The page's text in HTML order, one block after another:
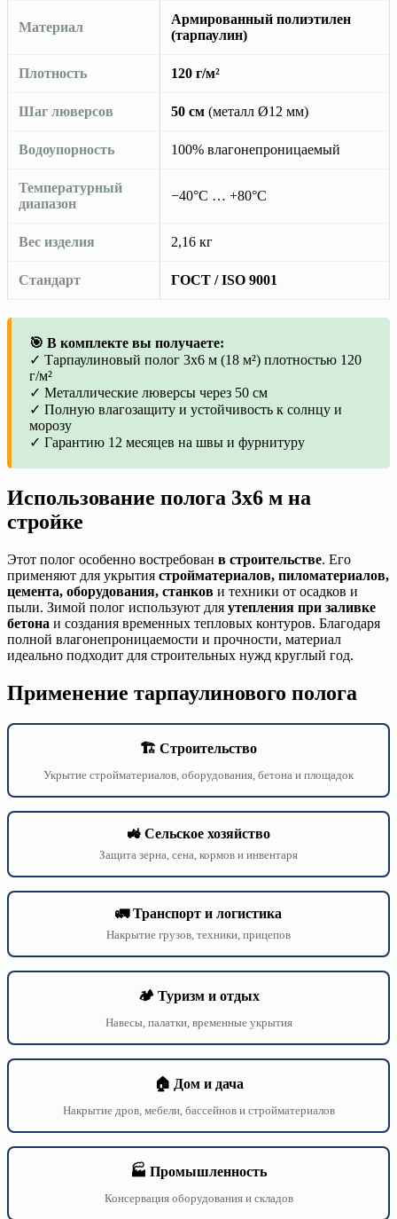
Материал
Армированный полиэтилен
(тарпаулин)
Плотность 120 г/м²
Шаг люверсов 50 см (металл Ø12 мм)
Водоупорность 100% влагонепроницаемый
Температурный
диапазон
−40°C … +80°C
Вес изделия 2,16 кг
Стандарт ГОСТ / ISO 9001
🎯 В комплекте вы получаете:
✓ Тарпаулиновый полог 3х6 м (18 м²) плотностью 120
г/м²
✓ Металлические люверсы через 50 см
✓ Полную влагозащиту и устойчивость к солнцу и
морозу
✓ Гарантию 12 месяцев на швы и фурнитуру
Использование полога 3х6 м на
стройке
Этот полог особенно востребован в строительстве. Его
применяют для укрытия стройматериалов, пиломатериалов,
цемента, оборудования, станков и техники от осадков и
пыли. Зимой полог используют для утепления при заливке
бетона и создания временных тепловых контуров. Благодаря
полной влагонепроницаемости и прочности, материал
идеально подходит для строительных нужд круглый год.
Применение тарпаулинового полога
🏗️ Строительство
Укрытие стройматериалов, оборудования, бетона и площадок
🚜 Сельское хозяйство
Защита зерна, сена, кормов и инвентаря
🚛 Транспорт и логистика
Накрытие грузов, техники, прицепов
🏕️ Туризм и отдых
Навесы, палатки, временные укрытия
🏠 Дом и дача
Накрытие дров, мебели, бассейнов и стройматериалов
🏭 Промышленность
Консервация оборудования и складов